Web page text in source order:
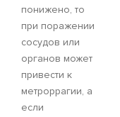
понижено, то
при поражении
сосудов или
органов может
привести к
метроррагии, а
если